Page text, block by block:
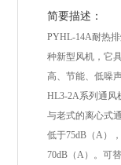
简要描述：
PYHL-14A耐热
种新型风机，它
高、节能、低噪
HL3-2A系列通风
与老式的离心式
低于75dB（A）
70dB（A）。可